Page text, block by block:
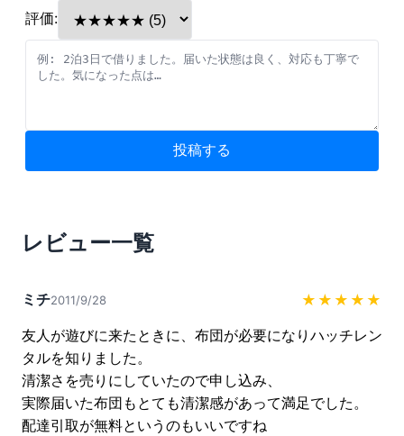
評価:
投稿する
レビュー一覧
ミチ2011/9/28
★★★★★
友人が遊びに来たときに、布団が必要になりハッチレン
タルを知りました。
清潔さを売りにしていたので申し込み、
実際届いた布団もとても清潔感があって満足でした。
配達引取が無料というのもいいですね